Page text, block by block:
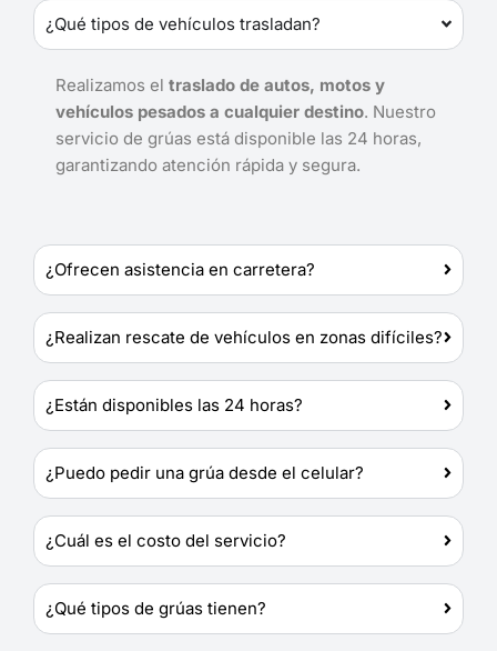
¿Qué tipos de vehículos trasladan?
Realizamos el traslado de autos, motos y
vehículos pesados a cualquier destino. Nuestro
servicio de grúas está disponible las 24 horas,
garantizando atención rápida y segura.
¿Ofrecen asistencia en carretera?
¿Realizan rescate de vehículos en zonas difíciles?
¿Están disponibles las 24 horas?
¿Puedo pedir una grúa desde el celular?
¿Cuál es el costo del servicio?
¿Qué tipos de grúas tienen?